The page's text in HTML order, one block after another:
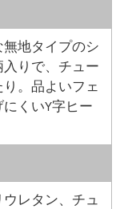
地タイプのシ
りで、チュー
。品よいフェ
くいY字ヒー
レタン、チュ